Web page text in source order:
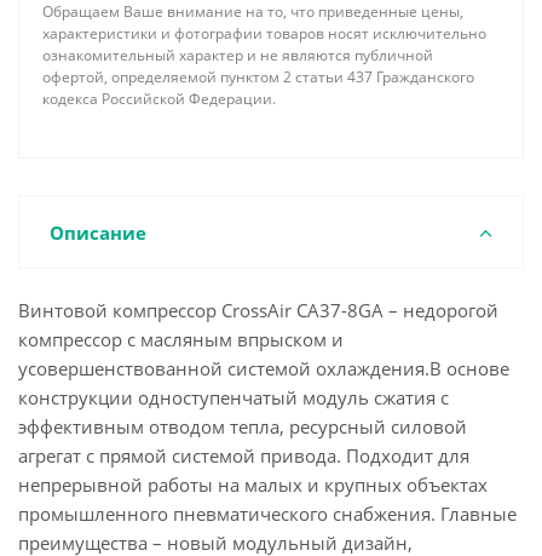
Обращаем Ваше внимание на то, что приведенные цены,
характеристики и фотографии товаров носят исключительно
ознакомительный характер и не являются публичной
офертой, определяемой пунктом 2 статьи 437 Гражданского
кодекса Российской Федерации.
Описание
Винтовой компрессор CrossAir CA37-8GA – недорогой
компрессор с масляным впрыском и
усовершенствованной системой охлаждения.В основе
конструкции одноступенчатый модуль сжатия с
эффективным отводом тепла, ресурсный силовой
агрегат с прямой системой привода. Подходит для
непрерывной работы на малых и крупных объектах
промышленного пневматического снабжения. Главные
преимущества – новый модульный дизайн,